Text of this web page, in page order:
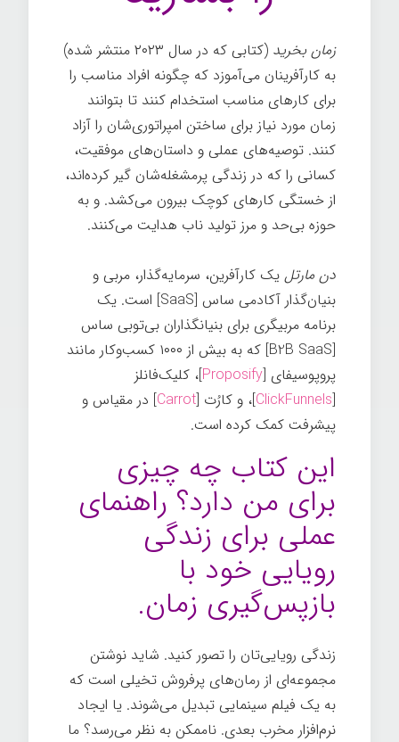
زمان بخرید
(کتابی که در سال ۲۰۲۳ منتشر شده)
به کارآفرینان می‌آموزد که چگونه افراد مناسب را
برای کارهای مناسب استخدام کنند تا بتوانند
زمان مورد نیاز برای ساختن امپراتوری‌شان را آزاد
کنند. توصیه‌های عملی و داستان‌های موفقیت،
کسانی را که در زندگی پرمشغله‌شان گیر کرده‌اند،
از خستگی کارهای کوچک بیرون می‌کشد. و به
حوزه بی‌حد و مرز تولید ناب هدایت می‌کنند.
دن مارتل یک کارآفرین، سرمایه‌گذار، مربی و
بنیان‌گذار آکادمی ساس [SaaS] است. یک
برنامه مربیگری برای بنیانگذاران بی‌تو‌بی ساس
[B2B SaaS] که به بیش از ۱۰۰۰ کسب‌وکار مانند
پروپوسیفای [Proposify]، کلیک‌فانلز
[
ClickFunnels]، و کارُت [Carrot] در مقیاس و
پیشرفت کمک کرده است.
این کتاب چه چیزی
برای من دارد؟ راهنمای
عملی برای زندگی
رویایی خود با
بازپس‌گیری زمان.
زندگی رویایی‌تان را تصور کنید. شاید نوشتن
مجموعه‌ای از رمان‌های پرفروش تخیلی است که
به یک فیلم سینمایی تبدیل می‌شوند. یا ایجاد
نرم‌افزار مخرب بعدی. ناممکن به نظر می‌رسد؟ ما